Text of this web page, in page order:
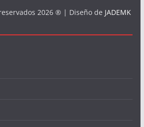
2026 ® | Diseño de JADEMK